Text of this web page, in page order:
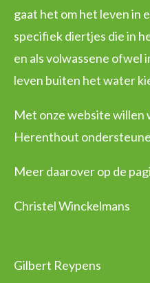
gaat het om het leven in
specifiek diertjes die in
en als volwassene ofwel
leven buiten het water
Met onze website willen
Herenthout
Meer daarover op de
Christel Winckelmans
Gilbert Reypens